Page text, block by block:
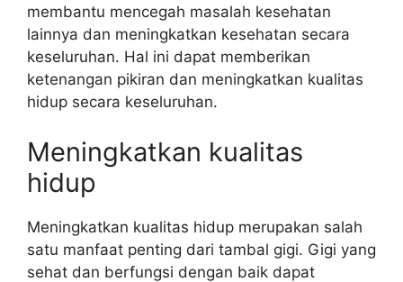
membantu mencegah masalah kesehatan
lainnya dan meningkatkan kesehatan secara
keseluruhan. Hal ini dapat memberikan
ketenangan pikiran dan meningkatkan kualitas
hidup secara keseluruhan.
Meningkatkan kualitas
hidup
Meningkatkan kualitas hidup merupakan salah
satu manfaat penting dari tambal gigi. Gigi yang
sehat dan berfungsi dengan baik dapat